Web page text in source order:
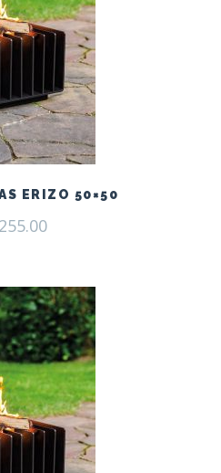
ERIZO 50×50
255.00